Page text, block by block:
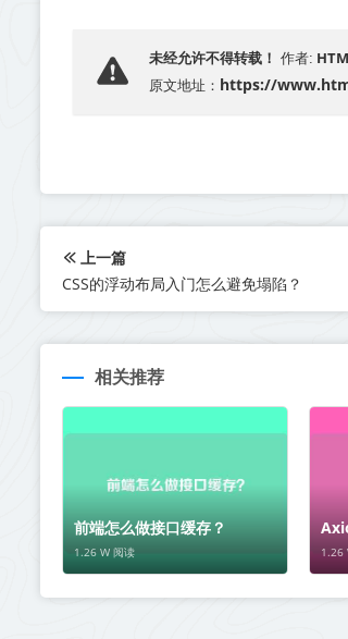
未经允许不得转载！ 作者:
原文地址： https://
上一篇
CSS的浮动布局入门怎么避免塌陷？
相关推荐
前端怎么做接口缓存？
1.26 W 阅读 1.26